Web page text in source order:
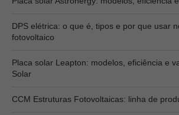
DPS elétrica: o que é, tipos e por que usar
fotovoltaico
Placa solar Leapton: modelos, eficiência e
Solar
CCM Estruturas Fotovoltaicas: linha de